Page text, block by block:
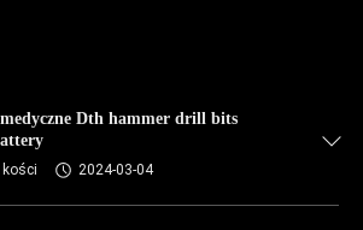
Dth hammer drill bits
kości 2024-03-04